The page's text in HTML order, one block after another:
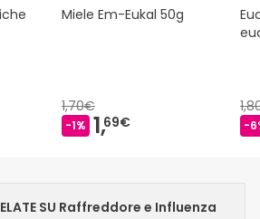
Miele Em-Eukal 50g
1,70€
-1% 1,69€ -
SU Raffreddore e Influenza